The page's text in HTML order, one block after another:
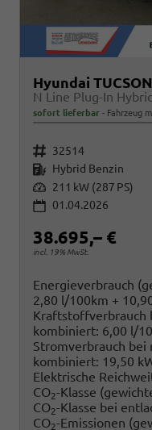
Hyundai TUCSON
sofort lieferbar Fahrzeug
Fahrzeugnr. 32514
Kraftstoff Hybrid Benzin
Leistung 211 kW (287 PS)
01.04.2026
38.695,– €
incl. 19% MwSt.
Energieverbrauch
2,80 l/100km +
Kraftstoffverbrauch
kombiniert: 6,00 l/
Stromverbrauch
kombiniert: 19,50
Elektrische
CO2-Klasse
CO2-Klasse bei
CO2-Emissionen